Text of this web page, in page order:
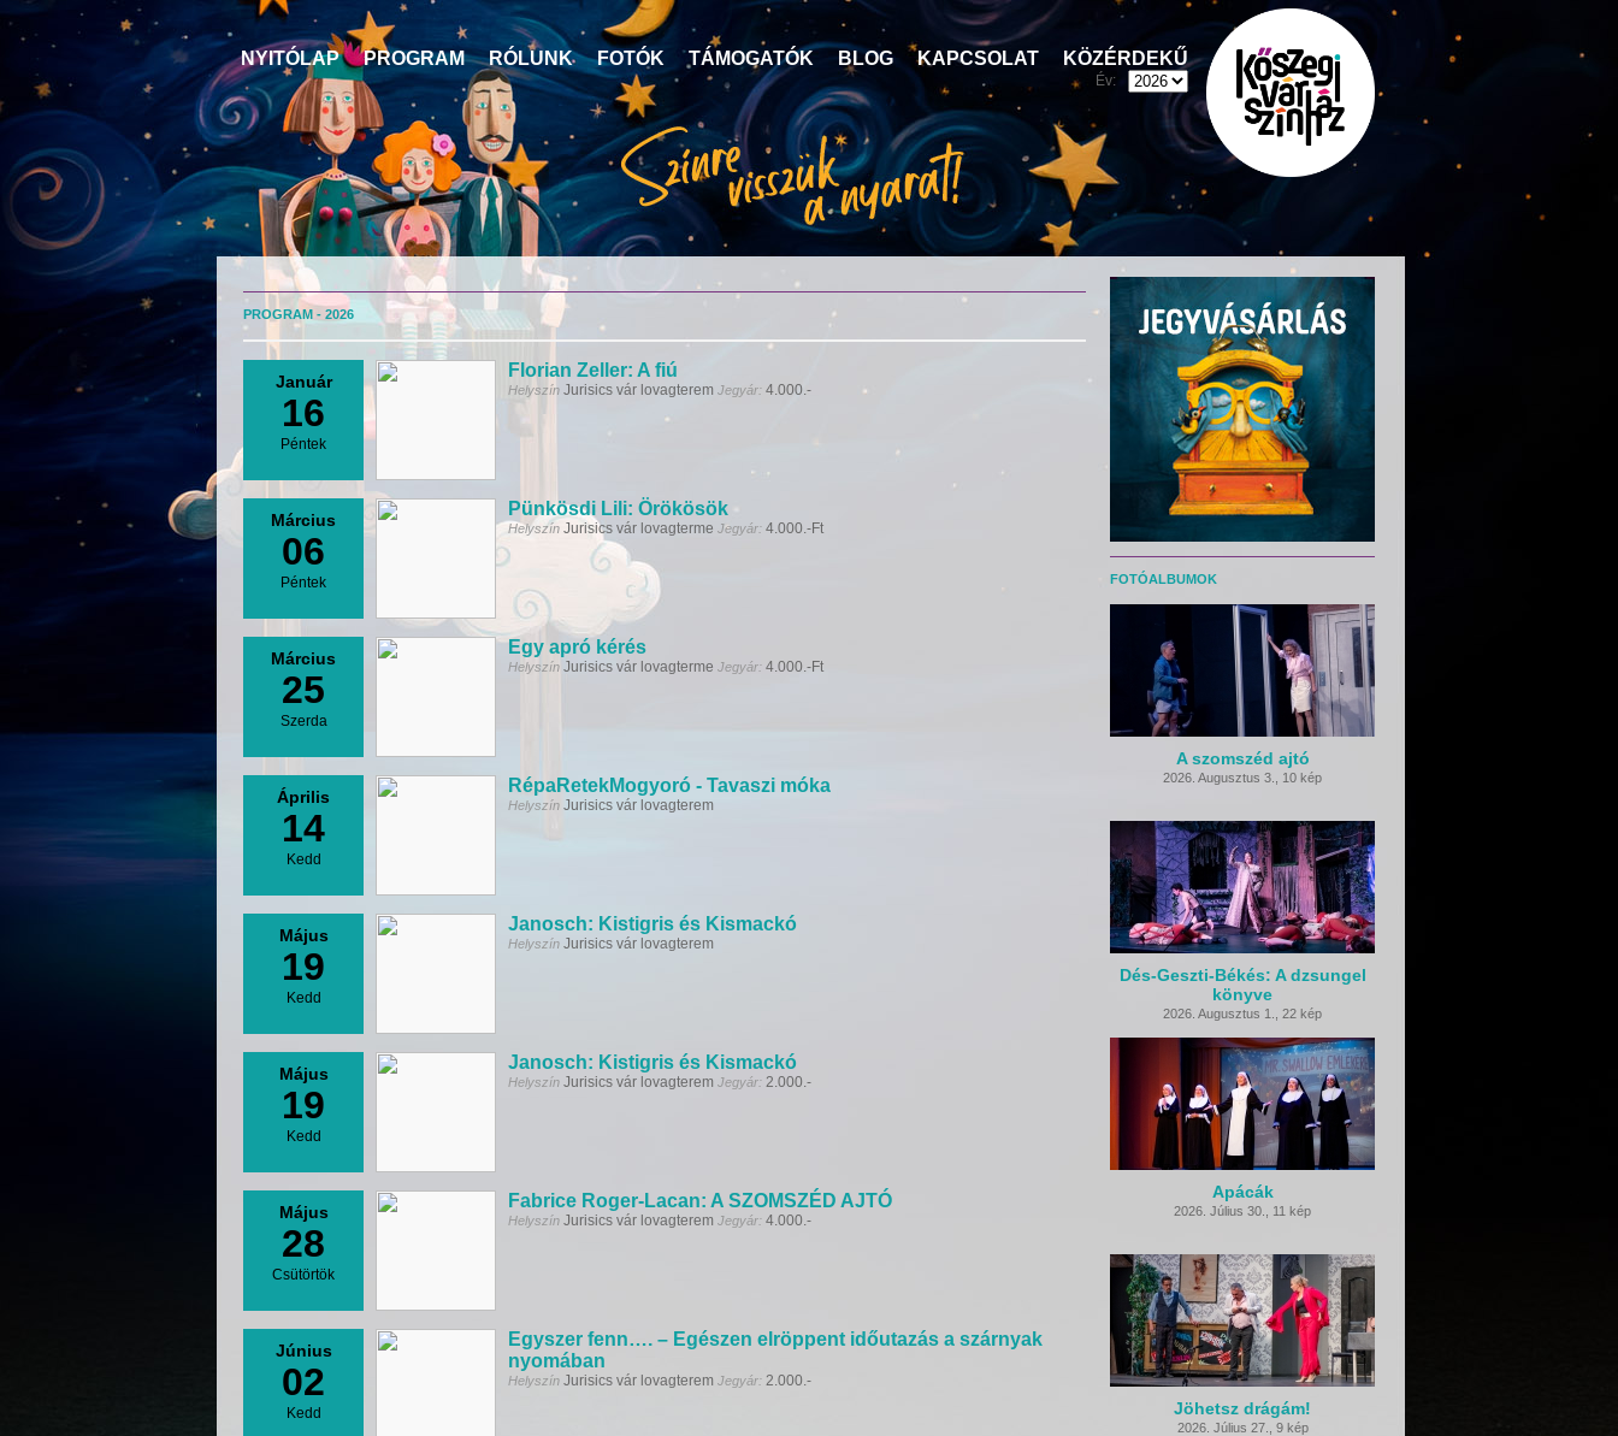
NYITÓLAP PROGRAM RÓLUNK FOTÓK TÁMOGATÓK BLOG KAPCSOLAT KÖZÉRDEKŰ
Év:
PROGRAM - 2026
Január
16
Péntek
Florian Zeller: A fiú
Helyszín Jurisics vár lovagterem Jegyár: 4.000.-
Március
06
Péntek
Pünkösdi Lili: Örökösök
Helyszín Jurisics vár lovagterme Jegyár: 4.000.-Ft
Március
25
Szerda
Egy apró kérés
Helyszín Jurisics vár lovagterme Jegyár: 4.000.-Ft
Április
14
Kedd
RépaRetekMogyoró - Tavaszi móka
Helyszín Jurisics vár lovagterem
Május
19
Kedd
Janosch: Kistigris és Kismackó
Helyszín Jurisics vár lovagterem
Május
19
Kedd
Janosch: Kistigris és Kismackó
Helyszín Jurisics vár lovagterem Jegyár: 2.000.-
Május
28
Csütörtök
Fabrice Roger-Lacan: A SZOMSZÉD AJTÓ
Helyszín Jurisics vár lovagterem Jegyár: 4.000.-
Június
02
Kedd
Egyszer fenn…. – Egészen elröppent időutazás a szárnyak
nyomában
Helyszín Jurisics vár lovagterem Jegyár: 2.000.-
FOTÓALBUMOK
A szomszéd ajtó
2026. Augusztus 3. 10 kép
Dés-Geszti-Békés: A dzsungel
könyve
2026. Augusztus 1. 22 kép
Apácák
2026. Július 30. 11 kép
Jöhetsz drágám!
2026. Július 27. 9 kép